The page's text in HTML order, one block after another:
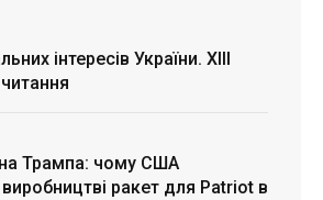
інтересів України. ХІІІ
Трампа: чому США
виробництві ракет для Patriot в